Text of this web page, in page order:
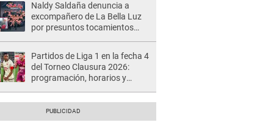
Naldy Saldaña denuncia a
excompañero de La Bella Luz
por presuntos tocamientos
Partidos de Liga 1 en la fecha 4
del Torneo Clausura 2026:
programación, horarios y